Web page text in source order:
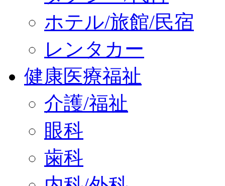
ホテル/旅館/民宿
レンタカー
健康医療福祉
介護/福祉
眼科
歯科